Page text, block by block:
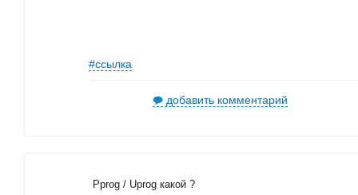
#ссылка
добавить комментарий
Pprog / Uprog какой ?